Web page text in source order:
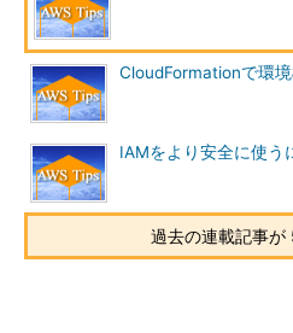
各コマンドにはヘルプ（英語）が
「help」をつけることで実行可能
詳細を確認することができます。
$ aws help
$ aws ec2 help
$ aws ec2 describe
.aws／credentialsファイルに複
CloudFormationで環
IAMをより安全に使う
過去の連載記事が